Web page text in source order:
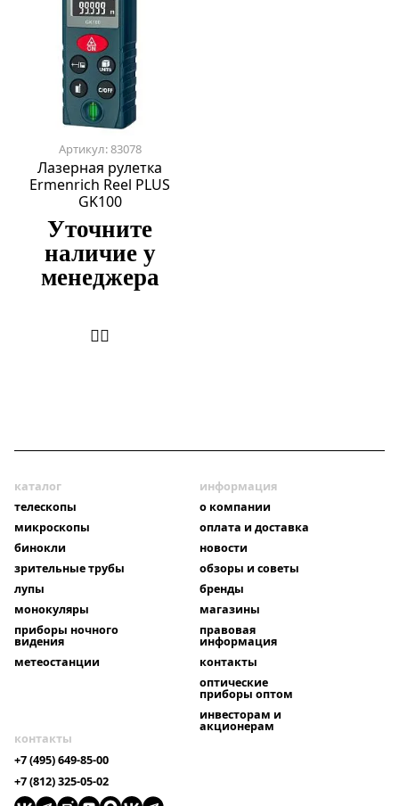
Артикул: 83078
Лазерная рулетка
Ermenrich Reel PLUS
GK100
Уточните
наличие у
менеджера
каталог
телескопы
микроскопы
бинокли
зрительные трубы
лупы
монокуляры
приборы ночного
видения
метеостанции
информация
о компании
оплата и доставка
новости
обзоры и советы
бренды
магазины
правовая
информация
контакты
оптические
приборы оптом
инвесторам и
акционерам
контакты
+7 (495) 649-85-00
+7 (812) 325-05-02